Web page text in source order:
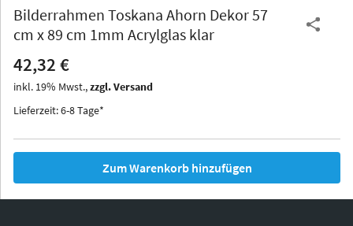
Iowa
Bilderrahmen Toskana Ahorn Dekor 57
cm x 89 cm 1mm Acrylglas klar
42,32 €
inkl. 19% Mwst.,zzgl. Versand
Lieferzeit: 6-8 Tage*
Zum Warenkorb hinzufügen